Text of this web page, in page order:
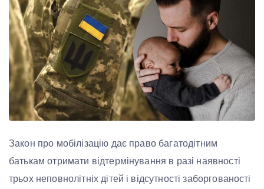
Закон про мобілізацію дає право багатодітним
батькам отримати відтермінування в разі наявності
трьох неповнолітніх дітей і відсутності заборгованості